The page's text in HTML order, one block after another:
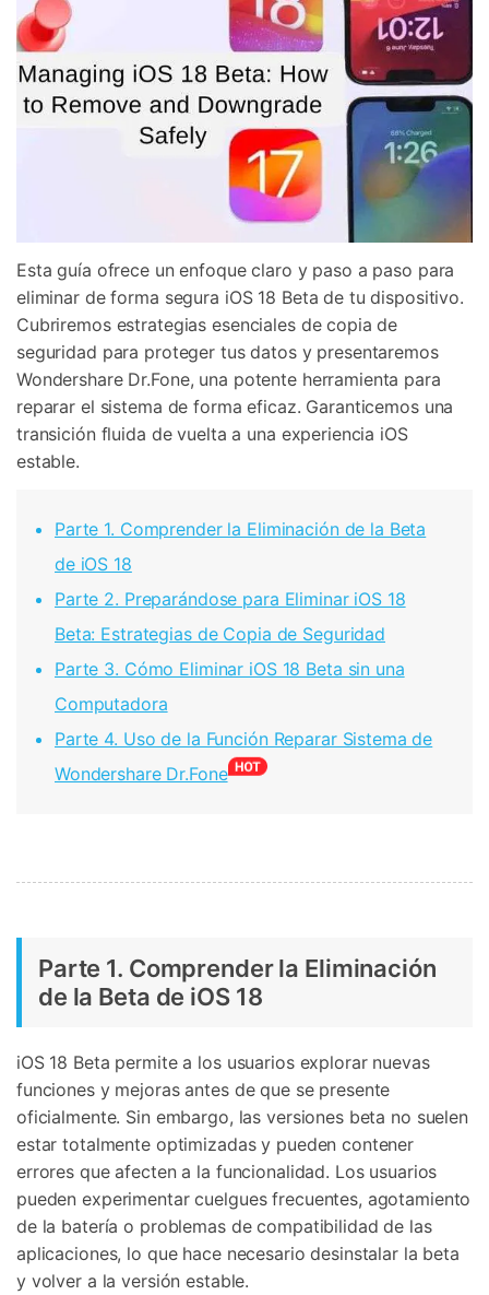
Esta guía ofrece un enfoque claro y paso a paso para
eliminar de forma segura iOS 18 Beta de tu dispositivo.
Cubriremos estrategias esenciales de copia de
seguridad para proteger tus datos y presentaremos
Wondershare Dr.Fone, una potente herramienta para
reparar el sistema de forma eficaz. Garanticemos una
transición fluida de vuelta a una experiencia iOS
estable.
Parte 1. Comprender la Eliminación de la Beta
de iOS 18
Parte 2. Preparándose para Eliminar iOS 18
Beta: Estrategias de Copia de Seguridad
Parte 3. Cómo Eliminar iOS 18 Beta sin una
Computadora
Parte 4. Uso de la Función Reparar Sistema de
Wondershare Dr.Fone
Parte 1. Comprender la Eliminación
de la Beta de iOS 18
iOS 18 Beta permite a los usuarios explorar nuevas
funciones y mejoras antes de que se presente
oficialmente. Sin embargo, las versiones beta no suelen
estar totalmente optimizadas y pueden contener
errores que afecten a la funcionalidad. Los usuarios
pueden experimentar cuelgues frecuentes, agotamiento
de la batería o problemas de compatibilidad de las
aplicaciones, lo que hace necesario desinstalar la beta
y volver a la versión estable.